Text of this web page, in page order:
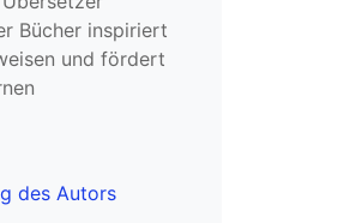
Bücher inspiriert
und fördert
des Autors